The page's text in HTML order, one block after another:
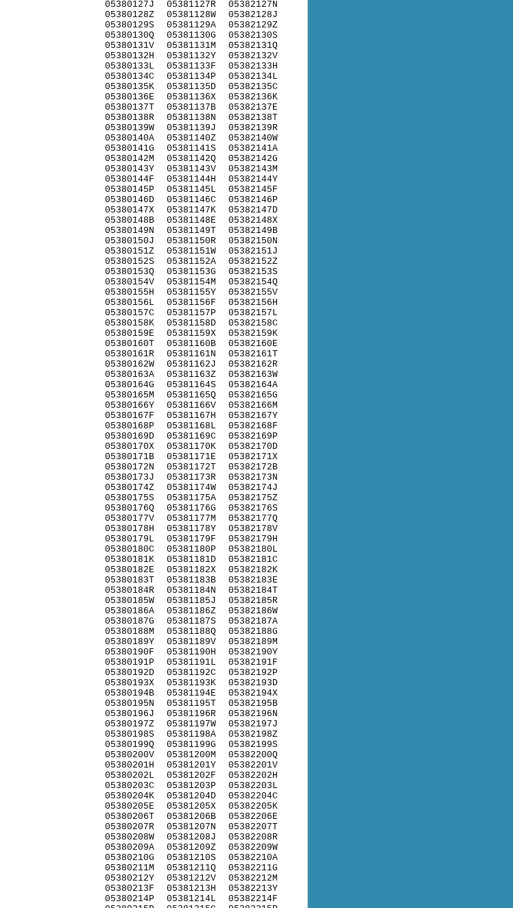
05380127J
05380128Z
05380129S
05380130Q
05380131V
05380132H
05380133L
05380134C
05380135K
05380136E
05380137T
05380138R
05380139W
05380140A
05380141G
05380142M
05380143Y
05380144F
05380145P
05380146D
05380147X
05380148B
05380149N
05380150J
05380151Z
05380152S
05380153Q
05380154V
05380155H
05380156L
05380157C
05380158K
05380159E
05380160T
05380161R
05380162W
05380163A
05380164G
05380165M
05380166Y
05380167F
05380168P
05380169D
05380170X
05380171B
05380172N
05380173J
05380174Z
05380175S
05380176Q
05380177V
05380178H
05380179L
05380180C
05380181K
05380182E
05380183T
05380184R
05380185W
05380186A
05380187G
05380188M
05380189Y
05380190F
05380191P
05380192D
05380193X
05380194B
05380195N
05380196J
05380197Z
05380198S
05380199Q
05380200V
05380201H
05380202L
05380203C
05380204K
05380205E
05380206T
05380207R
05380208W
05380209A
05380210G
05380211M
05380212Y
05380213F
05380214P
05381127R
05381128W
05381129A
05381130G
05381131M
05381132Y
05381133F
05381134P
05381135D
05381136X
05381137B
05381138N
05381139J
05381140Z
05381141S
05381142Q
05381143V
05381144H
05381145L
05381146C
05381147K
05381148E
05381149T
05381150R
05381151W
05381152A
05381153G
05381154M
05381155Y
05381156F
05381157P
05381158D
05381159X
05381160B
05381161N
05381162J
05381163Z
05381164S
05381165Q
05381166V
05381167H
05381168L
05381169C
05381170K
05381171E
05381172T
05381173R
05381174W
05381175A
05381176G
05381177M
05381178Y
05381179F
05381180P
05381181D
05381182X
05381183B
05381184N
05381185J
05381186Z
05381187S
05381188Q
05381189V
05381190H
05381191L
05381192C
05381193K
05381194E
05381195T
05381196R
05381197W
05381198A
05381199G
05381200M
05381201Y
05381202F
05381203P
05381204D
05381205X
05381206B
05381207N
05381208J
05381209Z
05381210S
05381211Q
05381212V
05381213H
05381214L
05382127N
05382128J
05382129Z
05382130S
05382131Q
05382132V
05382133H
05382134L
05382135C
05382136K
05382137E
05382138T
05382139R
05382140W
05382141A
05382142G
05382143M
05382144Y
05382145F
05382146P
05382147D
05382148X
05382149B
05382150N
05382151J
05382152Z
05382153S
05382154Q
05382155V
05382156H
05382157L
05382158C
05382159K
05382160E
05382161T
05382162R
05382163W
05382164A
05382165G
05382166M
05382167Y
05382168F
05382169P
05382170D
05382171X
05382172B
05382173N
05382174J
05382175Z
05382176S
05382177Q
05382178V
05382179H
05382180L
05382181C
05382182K
05382183E
05382184T
05382185R
05382186W
05382187A
05382188G
05382189M
05382190Y
05382191F
05382192P
05382193D
05382194X
05382195B
05382196N
05382197J
05382198Z
05382199S
05382200Q
05382201V
05382202H
05382203L
05382204C
05382205K
05382206E
05382207T
05382208R
05382209W
05382210A
05382211G
05382212M
05382213Y
05382214F